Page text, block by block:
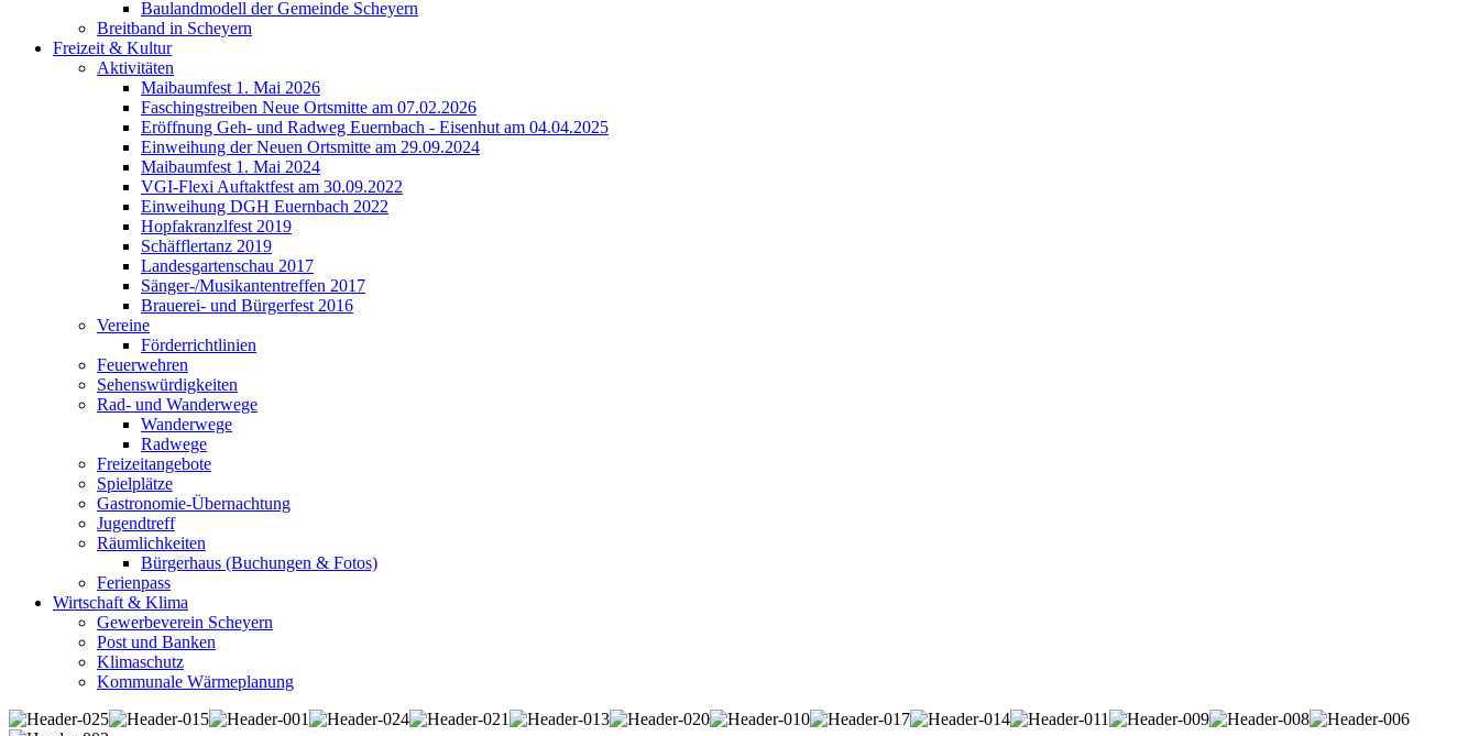
Baulandmodell der Gemeinde Scheyern
Breitband in Scheyern
Freizeit & Kultur
Aktivitäten
Maibaumfest 1. Mai 2026
Faschingstreiben Neue Ortsmitte am 07.02.2026
Eröffnung Geh- und Radweg Euernbach - Eisenhut am 04.04.2025
Einweihung der Neuen Ortsmitte am 29.09.2024
Maibaumfest 1. Mai 2024
VGI-Flexi Auftaktfest am 30.09.2022
Einweihung DGH Euernbach 2022
Hopfakranzlfest 2019
Schäfflertanz 2019
Landesgartenschau 2017
Sänger-/Musikantentreffen 2017
Brauerei- und Bürgerfest 2016
Vereine
Förderrichtlinien
Feuerwehren
Sehenswürdigkeiten
Rad- und Wanderwege
Wanderwege
Radwege
Freizeitangebote
Spielplätze
Gastronomie-Übernachtung
Jugendtreff
Räumlichkeiten
Bürgerhaus (Buchungen & Fotos)
Ferienpass
Wirtschaft & Klima
Gewerbeverein Scheyern
Post und Banken
Klimaschutz
Kommunale Wärmeplanung